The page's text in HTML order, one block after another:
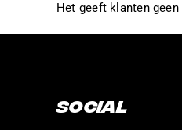
Het geeft klanten
Social